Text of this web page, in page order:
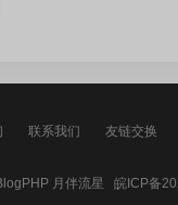
联系我们 友链交换
月伴流星 皖ICP备